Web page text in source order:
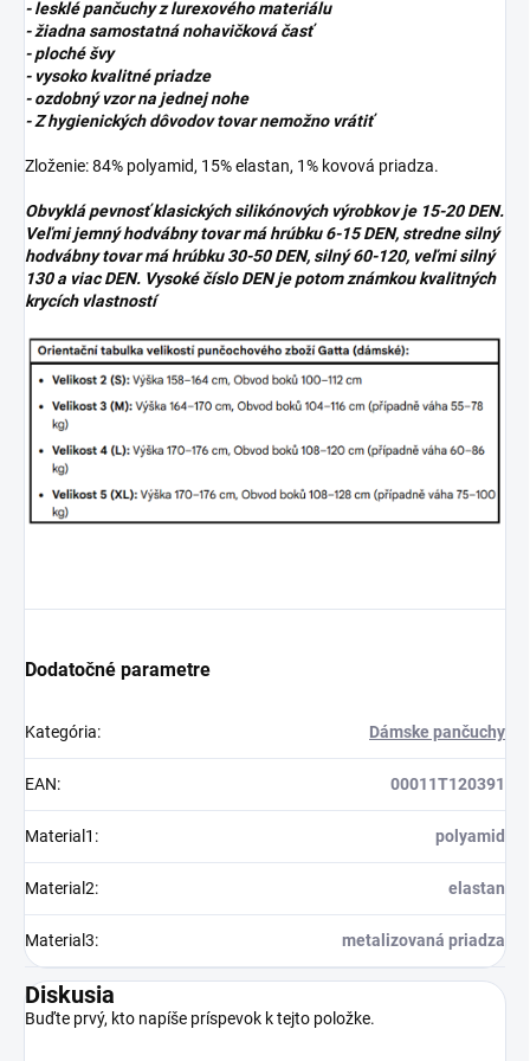
- lesklé pančuchy z lurexového materiálu
- žiadna samostatná nohavičková časť
- ploché švy
- vysoko kvalitné priadze
- ozdobný vzor na jednej nohe
- Z hygienických dôvodov tovar nemožno vrátiť
Zloženie: 84% polyamid, 15% elastan, 1% kovová priadza.
Obvyklá pevnosť klasických silikónových výrobkov je 15-20 DEN.
Veľmi jemný hodvábny tovar má hrúbku 6-15 DEN, stredne silný
hodvábny tovar má hrúbku 30-50 DEN, silný 60-120, veľmi silný
130 a viac DEN. Vysoké číslo DEN je potom známkou kvalitných
krycích vlastností
Dodatočné parametre
Kategória: Dámske pančuchy
EAN: 00011T120391
Material1 : polyamid
Material2: elastan
Material3: metalizovaná priadza
Diskusia
Buďte prvý, kto napíše príspevok k tejto položke.